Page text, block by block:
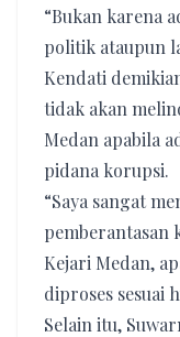
“Bukan karena
politik ataupun
Kendati
tidak akan
Medan apabila
pidana korupsi.
“Saya sangat
pemberantasan
Kejari Medan,
diproses sesuai
Selain itu,